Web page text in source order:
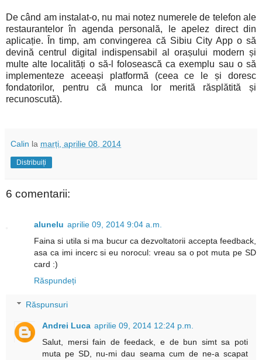
De când am instalat-o, nu mai notez numerele de telefon ale
restaurantelor în agenda personală, le apelez direct din
aplicație. În timp, am convingerea că Sibiu City App o să
devină centrul digital indispensabil al orașului modern și
multe alte localități o să-l folosească ca exemplu sau o să
implementeze aceeași platformă (ceea ce le și doresc
fondatorilor, pentru că munca lor merită răsplătită și
recunoscută).
Calin la marți, aprilie 08, 2014
Distribuiți
6 comentarii:
alunelu aprilie 09, 2014 9:04 a.m.
Faina si utila si ma bucur ca dezvoltatorii accepta feedback,
asa ca imi incerc si eu norocul: vreau sa o pot muta pe SD
card :)
Răspundeți
Răspunsuri
Andrei Luca aprilie 09, 2014 12:24 p.m.
Salut, mersi fain de feedack, e de bun simt sa poti
muta pe SD, nu-mi dau seama cum de ne-a scapat